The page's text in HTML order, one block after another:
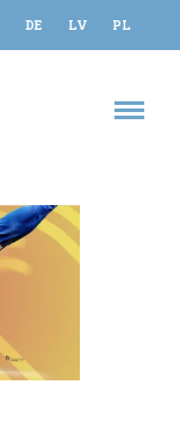
DE LV PL